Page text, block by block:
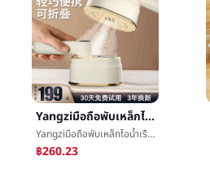
Yangziมือถือพับเหล็กไอน้ำเรือกลไฟเสื้อผ้าครัวเรือนขนาดเล็กเครื่องรีดผ้าแบบพกพาใหญ่ไอน้ำç¨เสื้อผ้าเครื่องยุโรปแทรก
Yangziมือถือพับเหล็กไอน้ำเรือกลไฟเสื้อผ้าครัวเรือนขนาดเล็กเครื่องรีดผ้าแบบพกพาใหญ่ไอน้ำç¨เสื้อผ้าเครื่องยุโรปแทรก
฿260.23